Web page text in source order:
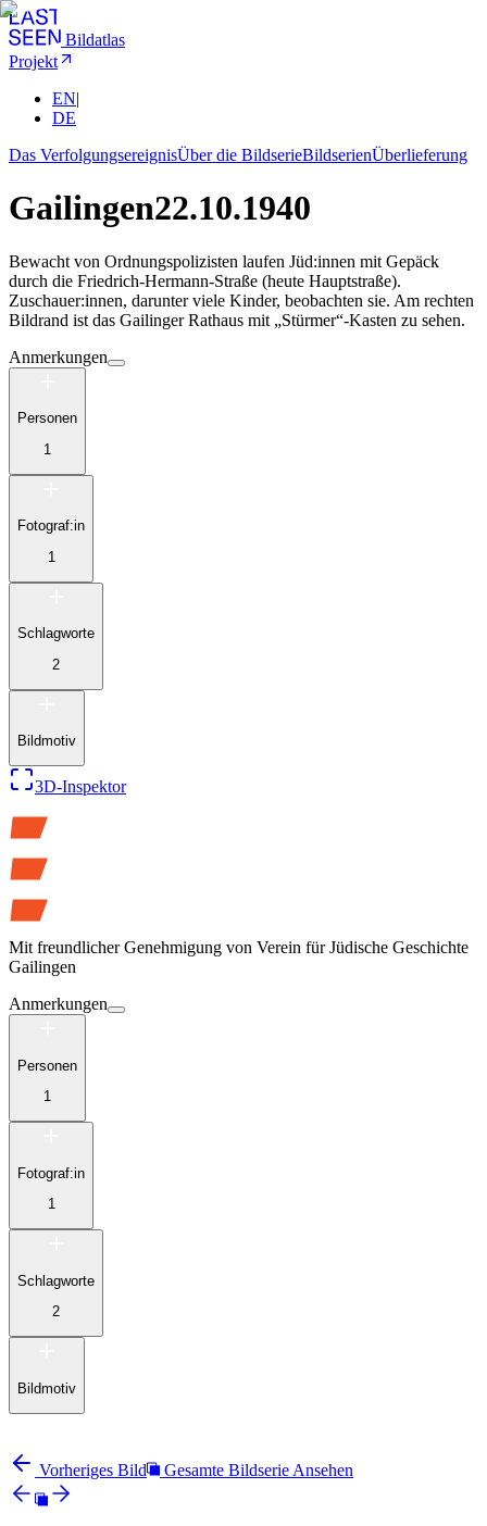
Bildatlas
Projekt
EN|
DE
Das VerfolgungsereignisÜber die BildserieBildserienÜberlieferung
Gailingen22.10.1940
Bewacht von Ordnungspolizisten laufen Jüd:innen mit Gepäck
durch die Friedrich-Hermann-Straße (heute Hauptstraße).
Zuschauer:innen, darunter viele Kinder, beobachten sie. Am rechten
Bildrand ist das Gailinger Rathaus mit „Stürmer“-Kasten zu sehen.
Anmerkungen
Personen
1
Fotograf:in
1
Schlagworte
2
Bildmotiv
3D-Inspektor
Mit freundlicher Genehmigung von Verein für Jüdische Geschichte
Gailingen
Anmerkungen
Personen
1
Fotograf:in
1
Schlagworte
2
Bildmotiv
Vorheriges Bild Gesamte Bildserie Ansehen